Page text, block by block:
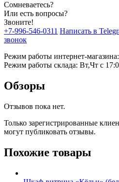
Сомневаетесь?
Или есть вопросы?
Звоните!
+7-996-546-0311 Написать в
звонок
Режим работы интернет-
Режим работы склада: Вт,Чт с
Обзоры
Отзывов пока нет.
Только зарегистрированные
могут публиковать отзывы.
Похожие товары